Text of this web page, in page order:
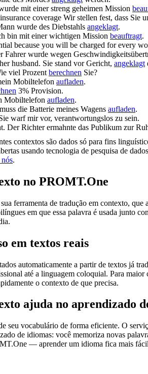
mit einer streng geheimen Mission
coverage Wir stellen fest, dass Sie
wurde des Diebstahls angeklagt.
bin mit einer wichtigen Mission beauftragt.
because you will be charged for every
Fahrer wurde wegen
husband. Sie stand vor Gericht, angeklagt
viel Prozent berechnen Sie?
Mobiltelefon aufladen.
3% Provision.
Mobiltelefon aufladen.
die Batterie meines Wagens aufladen.
warf mir vor, verantwortungslos zu sein.
Der Richter ermahnte das Publikum zur
contextos são dados só para fins
usando tecnologia de pesquisa de
nós.
no PROMT.One
ferramenta de tradução em contexto,
em que essa palavra é usada junto
em textos reais
automaticamente a partir de textos já
até a linguagem coloquial. Para
o contexto de que precisa.
ajuda no aprendizado
seu vocabulário de forma eficiente. O
de idiomas: você memoriza novas
— aprender um idioma fica mais